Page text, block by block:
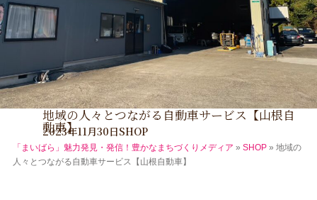
地域の人々とつながる自動車サービス【山根自
動車】
2023年11月30日SHOP
「まいばら」魅力発見・発信！豊かなまちづくりメディア » SHOP » 地域の
人々とつながる自動車サービス【山根自動車】